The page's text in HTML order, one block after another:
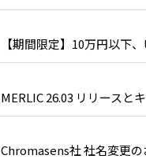
【期間限定】10万円以下
MERLIC 26.03 リリースと
Chromasens社 社名変更の